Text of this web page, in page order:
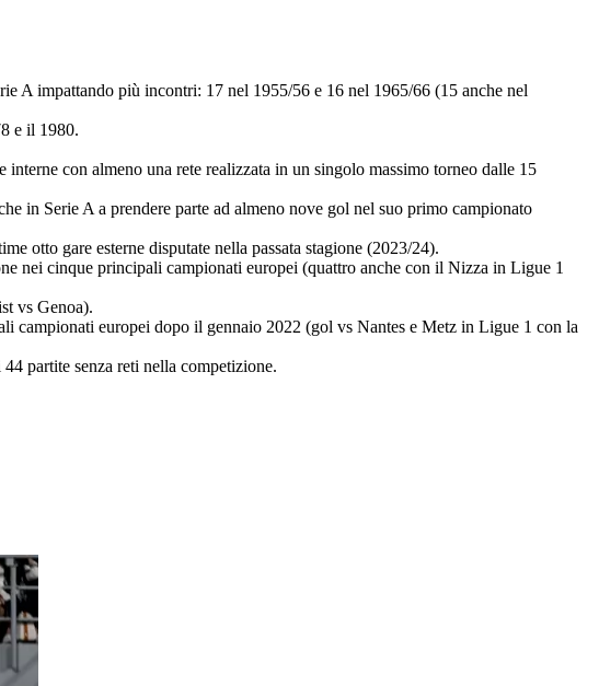
A impattando più incontri: 17 nel 1955/56 e 16 nel 1965/66 (15 anche nel
e il 1980.
con almeno una rete realizzata in un singolo massimo torneo dalle 15
in Serie A a prendere parte ad almeno nove gol nel suo primo campionato
otto gare esterne disputate nella passata stagione (2023/24).
nei cinque principali campionati europei (quattro anche con il Nizza in Ligue 1
vs Genoa).
campionati europei dopo il gennaio 2022 (gol vs Nantes e Metz in Ligue 1 con la
partite senza reti nella competizione.